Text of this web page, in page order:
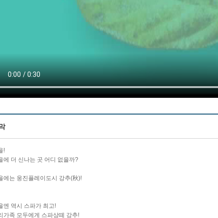
!
에 더 신나는 곳 어디 없을까?
에는 웅진플레이도시 강추(秋)!
엔 역시 스파가 최고!
가족 모두에게 스파상떼 강추!